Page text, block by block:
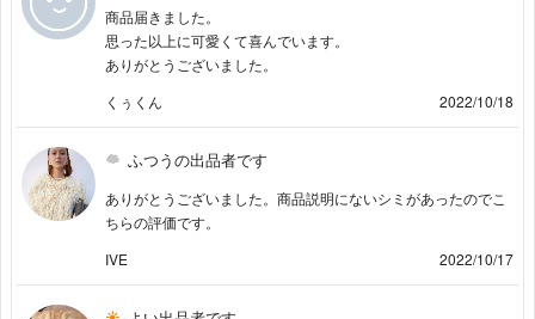
商品届きました。
思った以上に可愛くて喜んでいます。
ありがとうございました。
くぅくん
2022/10/18
ふつうの出品者です
ありがとうございました。商品説明にないシミがあったのでこ
ちらの評価です。
IVE
2022/10/17